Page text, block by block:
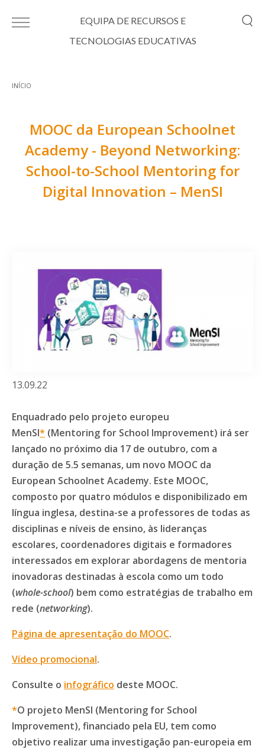
EQUIPA DE RECURSOS E
TECNOLOGIAS EDUCATIVAS
INÍCIO
MOOC da European Schoolnet
Academy - Beyond Networking:
School-to-School Mentoring for
Digital Innovation – MenSI
13.09.22
Enquadrado pelo projeto europeu
MenSI* (Mentoring for School Improvement) irá ser
lançado no próximo dia 17 de outubro, com a
duração de 5.5 semanas, um novo MOOC da
European Schoolnet Academy. Este MOOC,
composto por quatro módulos e disponibilizado em
língua inglesa, destina-se a professores de todas as
disciplinas e níveis de ensino, às lideranças
escolares, coordenadores digitais e formadores
interessados em explorar abordagens de mentoria
inovadoras destinadas à escola como um todo
(whole-school) bem como estratégias de trabalho em
rede (networking).
Página de apresentação do MOOC.
Vídeo promocional.
Consulte o infográfico deste MOOC.
*O projeto MenSI (Mentoring for School
Improvement), financiado pela EU, tem como
objetivo realizar uma investigação pan-europeia em